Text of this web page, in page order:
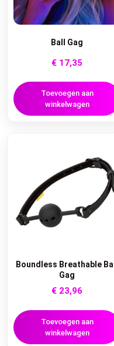
Ball Gag
€ 17,35
Toevoegen aan
winkelwagen
Boundless Breathable Ball
Gag
€ 23,96
Toevoegen aan
winkelwagen